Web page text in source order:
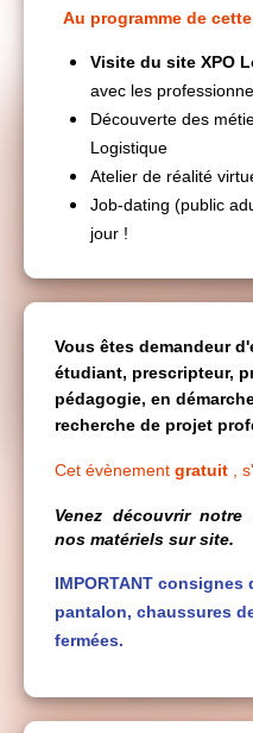
Au programme de
Visite du site XPO
avec les
Découverte des
Logistique
Atelier de réalité
Job-dating (public
jour !
Vous êtes demandeur
étudiant, prescripteur,
pédagogie, en
recherche de projet
Cet évènement gratuit ,
Venez découvrir
nos matériels sur site.
IMPORTANT
pantalon, chaussures
fermées.